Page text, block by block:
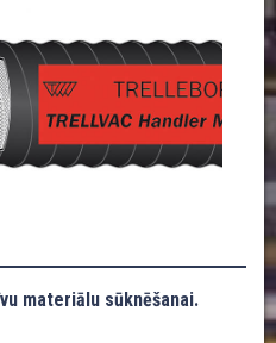
materiālu sūknēšanai.